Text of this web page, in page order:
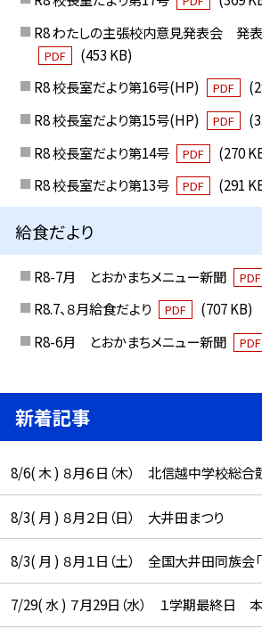
R8 わたしの主張校内意見発表会 発表
PDF
(453 KB)
R8 校長室だより第16号(HP)
PDF
R8 校長室だより第15号(HP)
PDF
R8 校長室だより第14号
PDF
(270
R8 校長室だより第13号
PDF (291
給食だより
R8-7月 とおかまちメニュー新聞 PDF
R8.7、８月給食だより
PDF
(707 KB)
R8-6月 とおかまちメニュー新聞
PDF
新着記事
8/6( 木 ) ８月６日（木） 北信越中学校総
8/3( 月 ) ８月２日（日） 大井田まつり
8/3( 月 ) ８月１日（土） 全国大井田同族会
7/29( 水 ) ７月29日（水） １学期最終日